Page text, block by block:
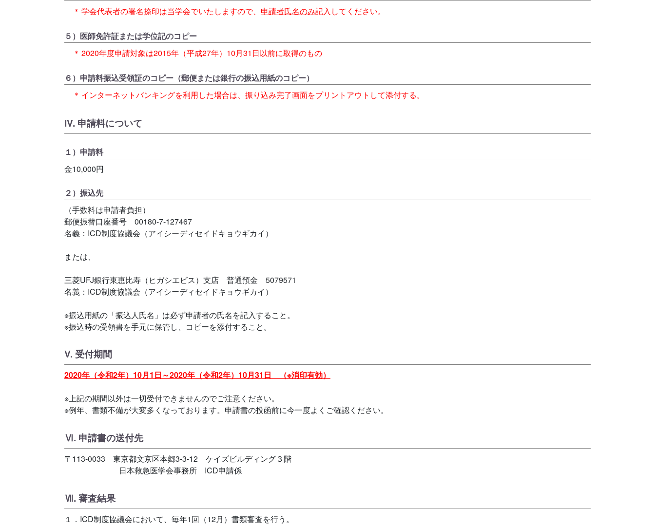
＊ 学会代表者の署名捺印は当学会でいたしますので、 申請者氏名のみ記入してください。
５）医師免許証または学位記のコピー
＊ 2020年度申請対象は2015年（平成27年）10月31日以前に取得のもの
６）申請料振込受領証のコピー（郵便または銀行の振込用紙のコピー）
＊ インターネットバンキングを利用した場合は、振り込み完了画面をプリントアウトして添付する。
IV. 申請料について
１）申請料
金10,000円
２）振込先
（手数料は申請者負担）
郵便振替口座番号 00180-7-127467
名義：ICD制度協議会（アイシーディセイドキョウギカイ）
または、
三菱UFJ銀行東恵比寿（ヒガシエビス）支店 普通預金 5079571
名義：ICD制度協議会（アイシーディセイドキョウギカイ）
※振込用紙の「振込人氏名」は必ず申請者の氏名を記入すること。
※振込時の受領書を手元に保管し、コピーを添付すること。
V. 受付期間
2020年（令和2年）10月1日～2020年（令和2年）10月31日 （※消印有効）
※上記の期間以外は一切受付できませんのでご注意ください。
※例年、書類不備が大変多くなっております。申請書の投函前に今一度よくご確認ください。
Ⅵ. 申請書の送付先
〒113-0033 東京都文京区本郷3-3-12 ケイズビルディング３階
日本救急医学会事務所 ICD申請係
Ⅶ. 審査結果
１．ICD制度協議会において、毎年1回（12月）書類審査を行う。